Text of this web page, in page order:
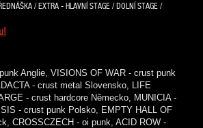
/ EXTRA - HLAVNÍ STAGE / DOLNÍ STAGE /
Anglie, VISIONS OF WAR - crust punk
- crust metal Slovensko, LIFE
- crust hardcore Německo, MUNICIA -
- crust punk Polsko, EMPTY HALL OF
CROSSCZECH - oi punk, ACID ROW -